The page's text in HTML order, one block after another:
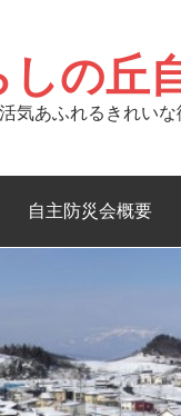
しの丘
活気あふれるきれ
自主防災会概要